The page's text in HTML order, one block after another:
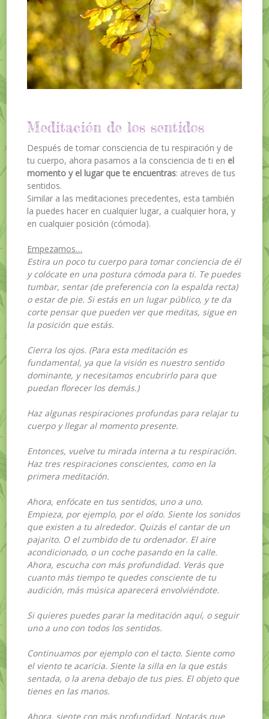
Meditación de los sentidos
Después de tomar consciencia de tu respiración y de
tu cuerpo, ahora pasamos a la consciencia de ti en el
momento y el lugar que te encuentras: atreves de tus
sentidos.
Similar a las meditaciones precedentes, esta también
la puedes hacer en cualquier lugar, a cualquier hora, y
en cualquier posición (cómoda).
Empezamos…
Estira un poco tu cuerpo para tomar conciencia de él
y colócate en una postura cómoda para ti. Te puedes
tumbar, sentar (de preferencia con la espalda recta)
o estar de pie. Si estás en un lugar público, y te da
corte pensar que pueden ver que meditas, sigue en
la posición que estás.
Cierra los ojos. (Para esta meditación es
fundamental, ya que la visión es nuestro sentido
dominante, y necesitamos encubrirlo para que
puedan florecer los demás.)
Haz algunas respiraciones profundas para relajar tu
cuerpo y llegar al momento presente.
Entonces, vuelve tu mirada interna a tu respiración.
Haz tres respiraciones conscientes, como en la
primera meditación.
Ahora, enfócate en tus sentidos, uno a uno.
Empieza, por ejemplo, por el oído. Siente los sonidos
que existen a tu alrededor. Quizás el cantar de un
pajarito. O el zumbido de tu ordenador. El aire
acondicionado, o un coche pasando en la calle.
Ahora, escucha con más profundidad. Verás que
cuanto más tiempo te quedes consciente de tu
audición, más música aparecerá envolviéndote.
Si quieres puedes parar la meditación aquí, o seguir
uno a uno con todos los sentidos.
Continuamos por ejemplo con el tacto. Siente como
el viento te acaricia. Siente la silla en la que estás
sentada, o la arena debajo de tus pies. El objeto que
tienes en las manos.
Ahora, siente con más profundidad. Notarás que